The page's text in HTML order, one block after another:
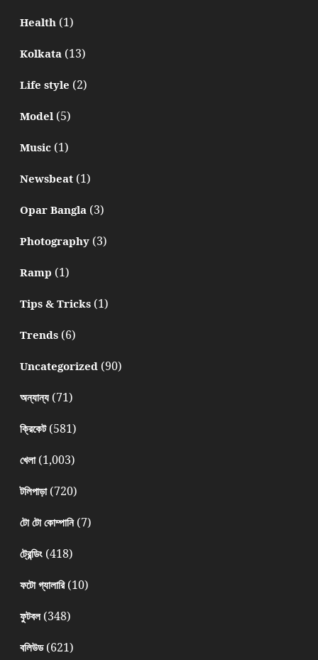
Health(1)
Kolkata(13)
Life style (2)
Model(5)
Music(1)
Newsbeat(1)
Opar Bangla(3)
Photography(3)
Ramp (1)
Tips & Tricks(1)
Trends(6)
Uncategorized(90)
অন্যান্য(71)
ক্রিকেট(581)
খেলা(1,003)
টলিপাড়া(720)
টো টো কোম্পানি(7)
ট্রেন্ডিং(418)
ফটো গ্যালারি(10)
ফুটবল(348)
বলিউড(621)